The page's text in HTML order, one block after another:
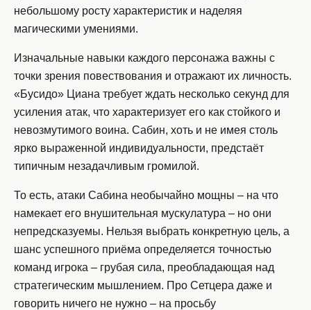
небольшому росту характеристик и наделяя
магическими умениями.
Изначальные навыки каждого персонажа важны с
точки зрения повествования и отражают их личность.
«Бусидо» Циана требует ждать несколько секунд для
усиления атак, что характеризует его как стойкого и
невозмутимого воина. Сабин, хоть и не имея столь
ярко выраженной индивидуальности, предстаёт
типичным незадачливым громилой.
То есть, атаки Сабина необычайно мощны – на что
намекает его внушительная мускулатура – но они
непредсказуемы. Нельзя выбрать конкретную цель, а
шанс успешного приёма определяется точностью
команд игрока – грубая сила, преобладающая над
стратегическим мышлением. Про Сетцера даже и
говорить ничего не нужно – на просьбу